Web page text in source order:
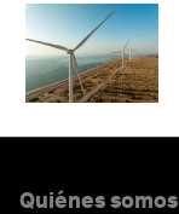
Quiénes somos